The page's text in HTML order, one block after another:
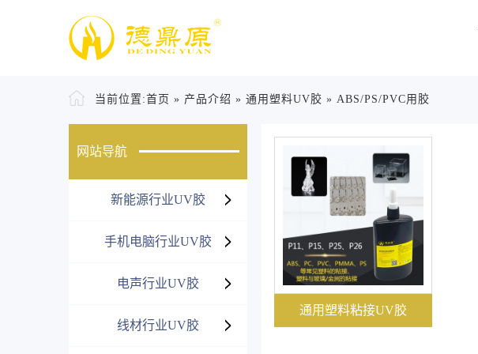
当前位置:首页 » 产品介绍 » 通用塑料UV胶 » ABS/PS/PVC用胶
网站导航
新能源行业UV胶
手机电脑行业UV胶
电声行业UV胶
线材行业UV胶
通用塑料粘接UV胶